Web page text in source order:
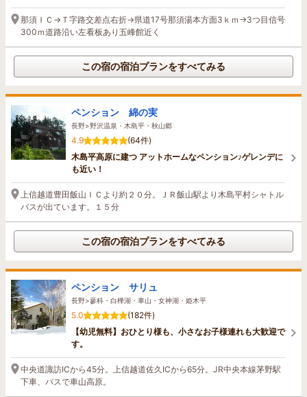
那須ＩＣ→Ｔ字路交差点右折→県道17号那須湯本方面3ｋｍ→3つ目信号
300ｍ道路沿い左看板あり五峰館近く
この宿の宿泊プランをすべてみる
ペンション 綿の実
長野>野沢温泉・木島平・秋山郷
4.9
(64件)
木島平高原に建つ アットホームなペンション♪ゲレンデに
も近い！
上信越道豊田飯山ＩＣより約２０分。ＪＲ飯山駅より木島平村シャトル
バスが出ています。１５分
この宿の宿泊プランをすべてみる
ペンション サリュ
長野>蓼科・白樺湖・車山・女神湖・姫木平
5.0
(182件)
【幼児無料】おひとり様も、小さなお子様連れも大歓迎で
す。
中央道諏訪ICから45分。上信越道佐久ICから65分。JR中央本線茅野駅
下車、バスで車山高原。